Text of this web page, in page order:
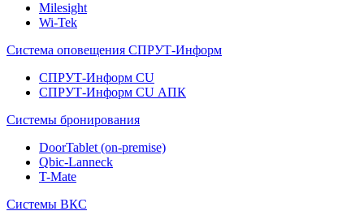
Milesight
Wi-Tek
Система оповещения СПРУТ-Информ
СПРУТ-Информ CU
СПРУТ-Информ CU АПК
Системы бронирования
DoorTablet (on-premise)
Qbic-Lanneck
T-Mate
Системы ВКС